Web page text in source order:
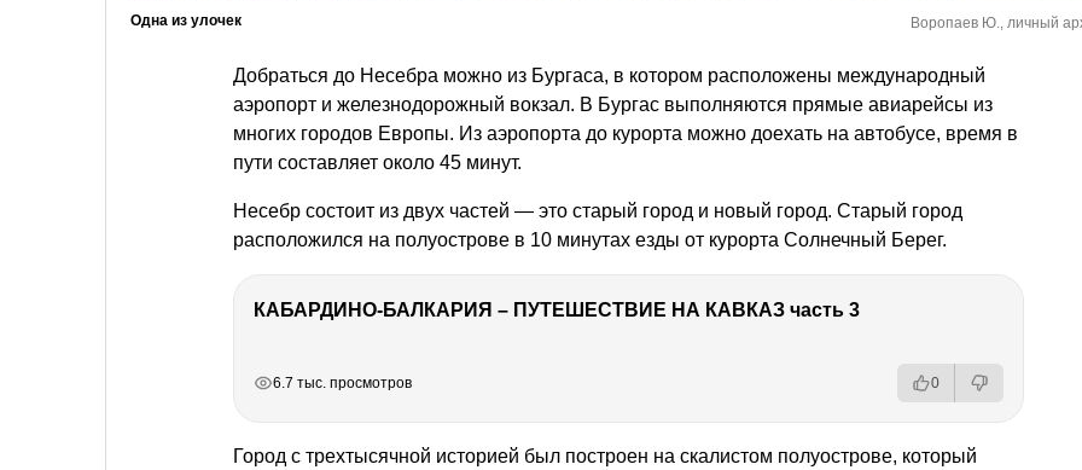
Одна из улочек Воропаев Ю., личный
Добраться до Несебра можно из Бургаса, в котором расположены международный
аэропорт и железнодорожный вокзал. В Бургас выполняются прямые авиарейсы из
многих городов Европы. Из аэропорта до курорта можно доехать на автобусе, время в
пути составляет около 45 минут.
Несебр состоит из двух частей — это старый город и новый город. Старый город
расположился на полуострове в 10 минутах езды от курорта Солнечный Берег.
КАБАРДИНО-БАЛКАРИЯ – ПУТЕШЕСТВИЕ НА КАВКАЗ часть 3
6.7 тыс. просмотров 0
Город с трехтысячной историей был построен на скалистом полуострове, который